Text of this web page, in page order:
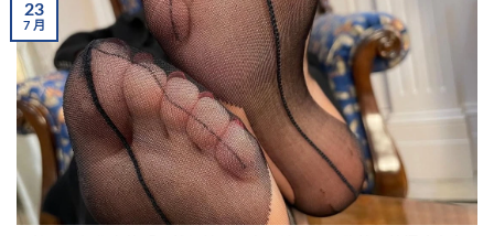
23
7月